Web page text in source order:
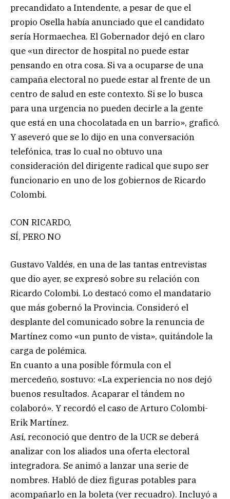
precandidato a Intendente, a pesar de que el
propio Osella había anunciado que el candidato
sería Hormaechea. El Gobernador dejó en claro
que «un director de hospital no puede estar
pensando en otra cosa. Si va a ocuparse de una
campaña electoral no puede estar al frente de un
centro de salud en este contexto. Si se lo busca
para una urgencia no pueden decirle a la gente
que está en una chocolatada en un barrio», graficó.
Y aseveró que se lo dijo en una conversación
telefónica, tras lo cual no obtuvo una
consideración del dirigente radical que supo ser
funcionario en uno de los gobiernos de Ricardo
Colombi.
CON RICARDO,
SÍ, PERO NO
Gustavo Valdés, en una de las tantas entrevistas
que dio ayer, se expresó sobre su relación con
Ricardo Colombi. Lo destacó como el mandatario
que más gobernó la Provincia. Consideró el
desplante del comunicado sobre la renuncia de
Martínez como «un punto de vista», quitándole la
carga de polémica.
En cuanto a una posible fórmula con el
mercedeño, sostuvo: «La experiencia no nos dejó
buenos resultados. Acaparar el tándem no
colaboró». Y recordó el caso de Arturo Colombi-
Erik Martínez.
Así, reconoció que dentro de la UCR se deberá
analizar con los aliados una oferta electoral
integradora. Se animó a lanzar una serie de
nombres. Habló de diez figuras potables para
acompañarlo en la boleta (ver recuadro). Incluyó a